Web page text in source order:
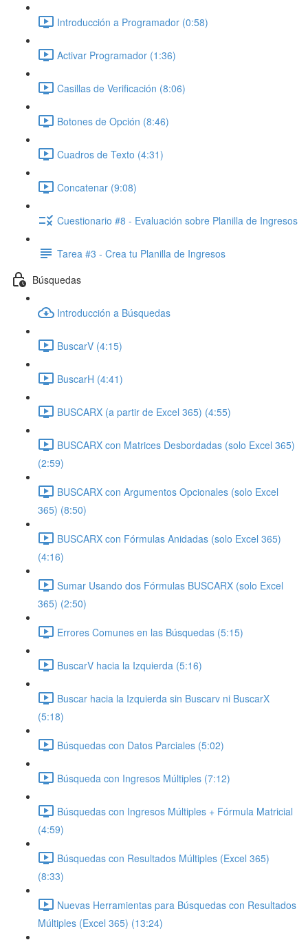
Introducción a Programador (0:58)
Activar Programador (1:36)
Casillas de Verificación (8:06)
Botones de Opción (8:46)
Cuadros de Texto (4:31)
Concatenar (9:08)
Cuestionario #8 - Evaluación sobre Planilla de Ingresos
Tarea #3 - Crea tu Planilla de Ingresos
Búsquedas
Introducción a Búsquedas
BuscarV (4:15)
BuscarH (4:41)
BUSCARX (a partir de Excel 365) (4:55)
BUSCARX con Matrices Desbordadas (solo Excel 365)
(2:59)
BUSCARX con Argumentos Opcionales (solo Excel
365) (8:50)
BUSCARX con Fórmulas Anidadas (solo Excel 365)
(4:16)
Sumar Usando dos Fórmulas BUSCARX (solo Excel
365) (2:50)
Errores Comunes en las Búsquedas (5:15)
BuscarV hacia la Izquierda (5:16)
Buscar hacia la Izquierda sin Buscarv ni BuscarX
(5:18)
Búsquedas con Datos Parciales (5:02)
Búsqueda con Ingresos Múltiples (7:12)
Búsquedas con Ingresos Múltiples + Fórmula Matricial
(4:59)
Búsquedas con Resultados Múltiples (Excel 365)
(8:33)
Nuevas Herramientas para Búsquedas con Resultados
Múltiples (Excel 365) (13:24)